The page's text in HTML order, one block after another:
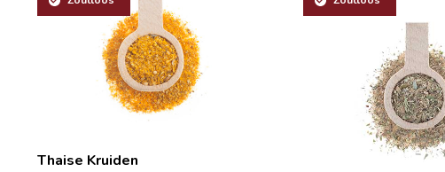
Thaise Kruiden